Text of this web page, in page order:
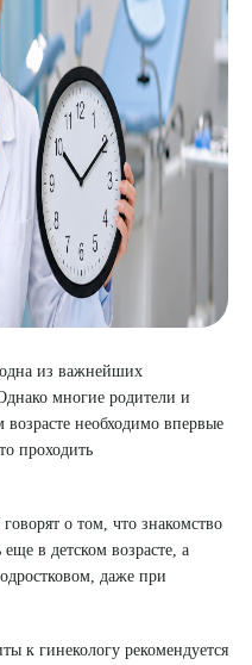
05-06
из важнейших
многие родители и
необходимо впервые
проходить
о том, что знакомство
в детском возрасте, а
даже при
к гинекологу рекомендуется